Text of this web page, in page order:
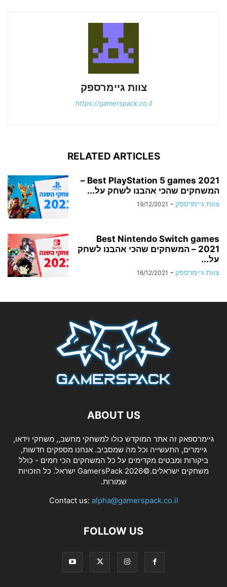
צוות גיימרספק
https://gamerspack.co.il
RELATED ARTICLES
Best PlayStation 5 games 2021 –
המשחקים שהכי אהבנו לשחק על...
צוות גיימרספק -
19/12/2021
Best Nintendo Switch games
2021 – המשחקים שהכי אהבנו לשחק
על...
צוות גיימרספק -
16/12/2021
ABOUT US
גיימרספאק זה אתר המוקדש כולו למשחקי מחשב,, משחקי וידאו,
גיימרים, התעשייה וכל מה שמסביב. אנחנו מספקים חדשות,
ביקורות ומבטים מקדימים על כל המשחקים הכי חמים - כולל
משחקים ישראלים.©2026 GamersPack ישראל. כל הזכויות
שמורות.
Contact us: alpha@gamerspack.co.il
FOLLOW US